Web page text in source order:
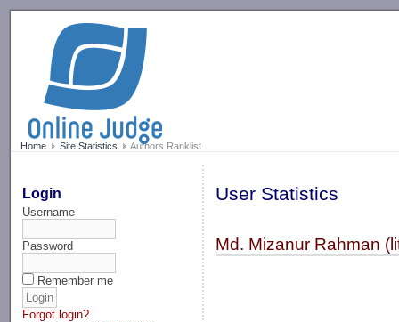
Home Site Statistics Authors Ranklist
Login
Username
Password
Remember me
Forgot login?
User Statistics
Md. Mizanur Rahman